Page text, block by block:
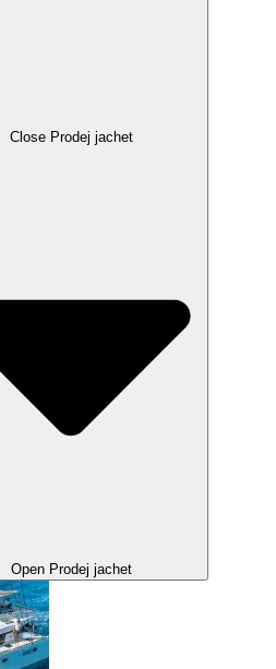
Close Prodej jachet
Open Prodej jachet